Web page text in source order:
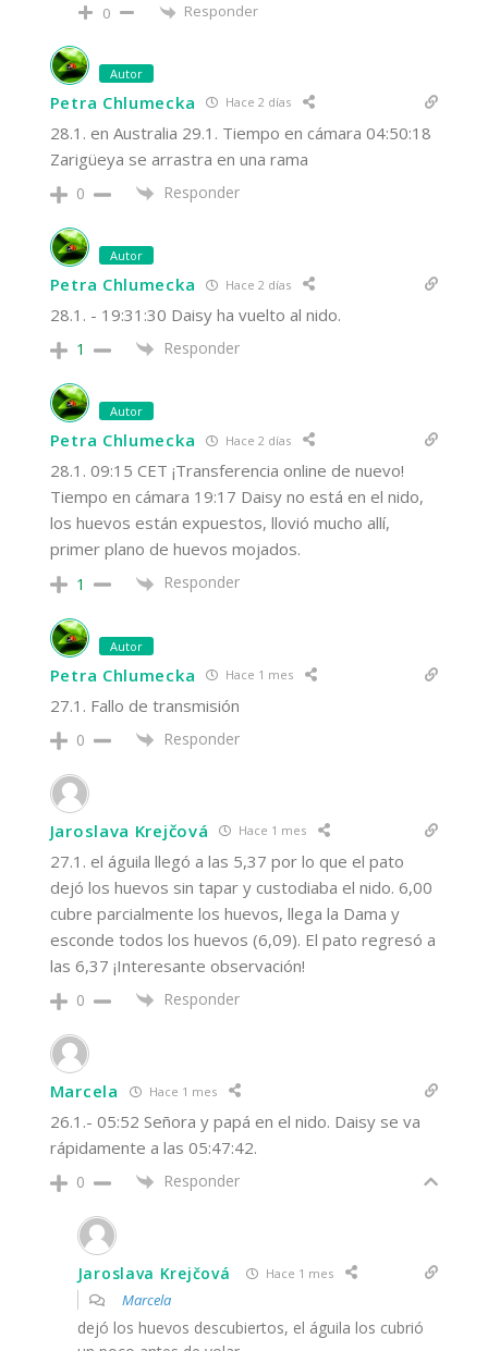
0 Responder
Autor
Petra Chlumecka Hace 2 días
28.1. en Australia 29.1. Tiempo en cámara 04:50:18
Zarigüeya se arrastra en una rama
0 Responder
Autor
Petra Chlumecka Hace 2 días
28.1. - 19:31:30 Daisy ha vuelto al nido.
1 Responder
Autor
Petra Chlumecka Hace 2 días
28.1. 09:15 CET ¡Transferencia online de nuevo!
Tiempo en cámara 19:17 Daisy no está en el nido,
los huevos están expuestos, llovió mucho allí,
primer plano de huevos mojados.
1 Responder
Autor
Petra Chlumecka Hace 1 mes
27.1. Fallo de transmisión
0 Responder
Jaroslava Krejčová Hace 1 mes
27.1. el águila llegó a las 5,37 por lo que el pato
dejó los huevos sin tapar y custodiaba el nido. 6,00
cubre parcialmente los huevos, llega la Dama y
esconde todos los huevos (6,09). El pato regresó a
las 6,37 ¡Interesante observación!
0 Responder
Marcela Hace 1 mes
26.1.- 05:52 Señora y papá en el nido. Daisy se va
rápidamente a las 05:47:42.
0 Responder
Jaroslava Krejčová Hace 1 mes
Marcela
dejó los huevos descubiertos, el águila los cubrió